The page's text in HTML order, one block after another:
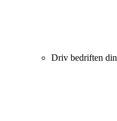
Driv bedriften din